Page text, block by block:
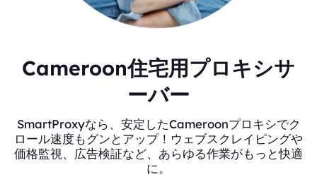
Cameroon住宅用プロキシサ
ーバー
SmartProxyなら、安定したCameroonプロキシでク
ロール速度もグンとアップ！ウェブスクレイピングや
価格監視、広告検証など、あらゆる作業がもっと快適
に。